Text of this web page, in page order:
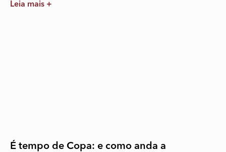
Leia mais +
É tempo de Copa: e como anda a